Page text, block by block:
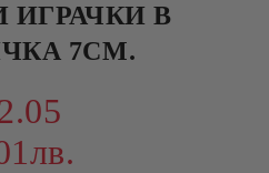
ИГРАЧКИ В
7СМ.